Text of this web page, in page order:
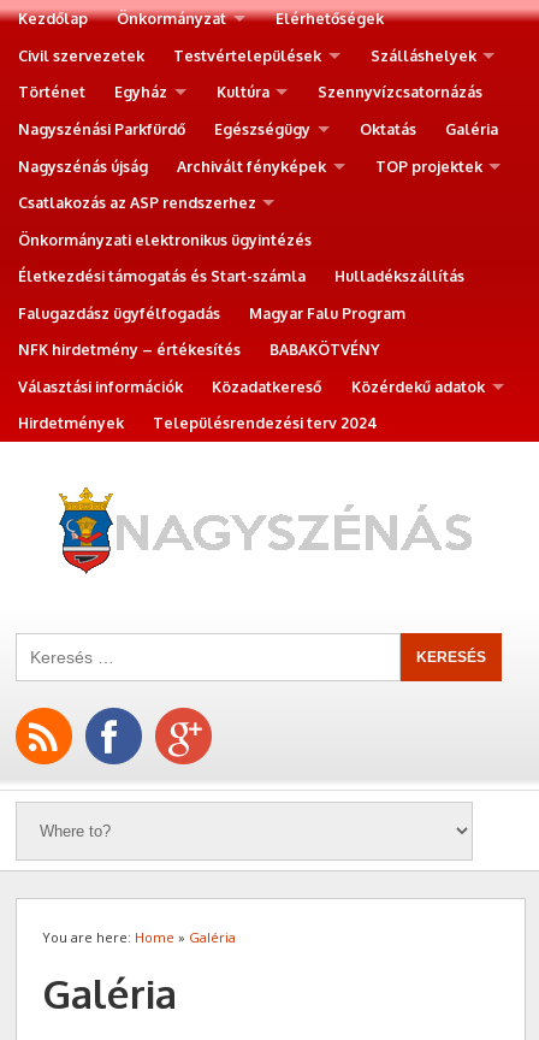
Kezdőlap Önkormányzat
Elérhetőségek
Civil szervezetek
Testvértelepülések
Szálláshelyek
Történet
Egyház Kultúra
Szennyvízcsatornázás
Nagyszénási Parkfürdő
Egészségügy Oktatás
Galéria
Nagyszénás újság
Archivált fényképek
TOP projektek
Csatlakozás az ASP rendszerhez
Önkormányzati elektronikus ügyintézés
Életkezdési támogatás és Start-számla
Hulladékszállítás
Falugazdász ügyfélfogadás
Magyar Falu Program
NFK hirdetmény – értékesítés
BABAKÖTVÉNY
Választási információk
Közadatkereső
Közérdekű adatok
Hirdetmények
Településrendezési terv 2024
You are here: Home » Galéria
Galéria